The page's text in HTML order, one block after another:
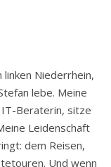
linken Niederrhein,
lebe. Meine
IT-Beraterin, sitze
Leidenschaft
dem Reisen,
Und wenn